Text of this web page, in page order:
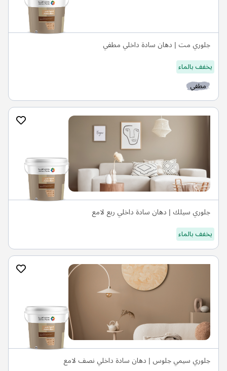
جلوري مت | دهان سادة داخلي مطفي
يخفف بالماء
مطفي
جلوري سيلك | دهان سادة داخلي ربع لامع
يخفف بالماء
جلوري سيمي جلوس | دهان سادة داخلي نصف لامع